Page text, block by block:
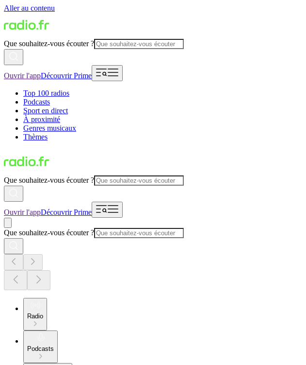
Aller au contenu
Que souhaitez-vous écouter ?
Ouvrir l'appDécouvrir Prime
Top 100 radios
Podcasts
Sport en direct
À proximité
Genres musicaux
Thèmes
Que souhaitez-vous écouter ?
Ouvrir l'appDécouvrir Prime
Que souhaitez-vous écouter ?
Radio
Podcasts